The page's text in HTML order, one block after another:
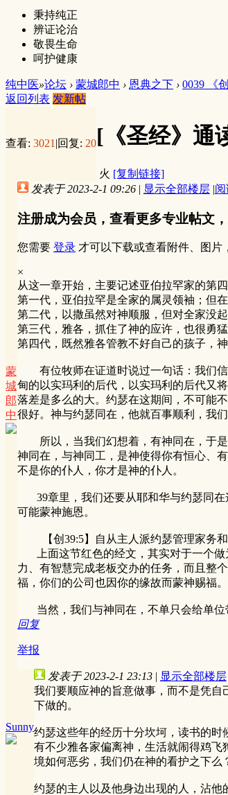
秉持纯正
辨证论治
敬畏生命
呵护健康
纯中医»论坛 › 蒙城郎中 › 恩典之下 › 0039 《
返回列表 发新帖
查看: 3021 |回复: 20[《圣经》通
火 [复制链接]
蒙
城
郎
中
发表于 2023-2-1 09:26 | 显示全部楼层 |
注册成为会员，查看更多专业帖文，
您需要 登录 才可以下载或查看附件、图片
×
从这一章开始，主要记述亚伯拉罕家的第
第一代，亚伯拉罕是全家的属灵领袖；但
第二代，以撒虽然对神顺服，但对全家没
第三代，雅各，抓住了神的应许，也很勇
第四代，既然雅各管教不好自己的孩子，
有位牧师在证道时说过一句话：我们信
甸的以实玛利的后代，以实玛利的后代又
落差是多么的大。约瑟在这期间，不可能
很好。神与约瑟同在，他就百事顺利，我
所以，当我们幻想着，有神同在，于是
神同在，与神同工，是神使得你有恒心、
不是你的仆人，你才是神的仆人。
39章里，我们还要从耶和华与约瑟同在
可能蒙神施恩。
【创39:5】自从主人派约瑟管理家务和
上面这节红色的经文，其实对于一个做
力、有智慧完成老板交办的任务，而且整
福，你们的公司也因你的缘故而蒙神赐福。
当然，我们与神同在，不单只会给单位
回复
举报
Sunny
发表于 2023-2-1 23:13 | 显示全部楼层
我们要顺应神的旨意做事，而不是凭
下做的。
约瑟这些年的经历十分坎坷，读书的
有不少雅各家偏离神，生活就闹得鸡
境如何恶劣，我们仍在神的看护之下么
约瑟的主人以及他身边出现的人，沾他